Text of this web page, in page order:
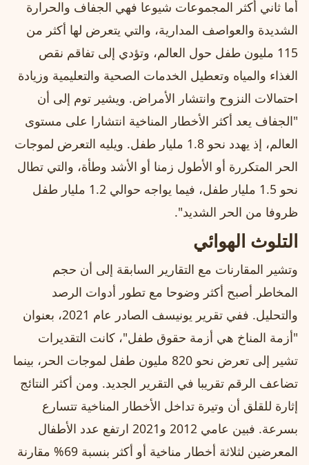
أما ثاني أكثر المجموعات شيوعا فهي الجفاف والحرارة
الشديدة والعواصف المدارية، والتي يتعرض لها أكثر من
115 مليون طفل حول العالم، وتؤدي إلى تفاقم نقص
الغذاء والمياه وتعطيل الخدمات الصحية والتعليمية وزيادة
احتمالات النزوح وانتشار الأمراض. ويشير توم إلى أن
"الجفاف يعد أكثر الأخطار المناخية انتشارا على مستوى
العالم، إذ يهدد نحو 1.8 مليار طفل. ويليه التعرض لموجات
الحر المتكررة أو الأطول زمنا أو الأشد وطأة، والتي تطال
نحو 1.5 مليار طفل، فيما يواجه حوالي 1.2 مليار طفل
ظروفا من الحر الشديد".
التلوث الهوائي
وتشير المقارنات مع التقارير السابقة إلى أن حجم
المخاطر أصبح أكثر وضوحا مع تطور أدوات الرصد
والتحليل. ففي تقرير يونيسف الصادر عام 2021، بعنوان
"أزمة المناخ هي أزمة حقوق طفل"، كانت التقديرات
تشير إلى تعرض نحو 820 مليون طفل لموجات الحر، بينما
تضاعف الرقم تقريبا في التقرير الجديد. ومن أكثر النتائج
إثارة للقلق أن وتيرة تداخل الأخطار المناخية تتسارع
بسرعة. فبين عامي 2012 و2021 ارتفع عدد الأطفال
المعرضين لثلاثة أخطار مناخية أو أكثر بنسبة 69% مقارنة